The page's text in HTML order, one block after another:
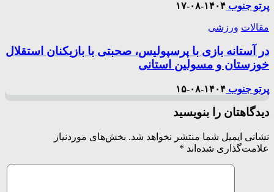
پرتو جنوب ۱۴۰۴-۰۸-۱۷
مقالات ورزشی
در آستانه بازی با پرسپولیس، صحبتی با بازیکنان استقلال
خوزستان و مسولین استانی
پرتو جنوب ۱۴۰۴-۰۸-۱۵
دیدگاهتان را بنویسید
نشانی ایمیل شما منتشر نخواهد شد. بخش‌های موردنیاز
علامت‌گذاری شده‌اند *